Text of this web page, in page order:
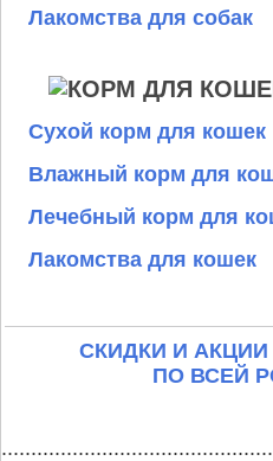
Лакомства для собак
Сухой корм для кошек
Влажный корм для
Лечебный корм для
Лакомства для кошек
СКИДКИ И
ПО ВСЕЙ